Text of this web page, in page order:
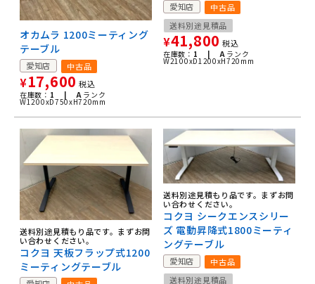
オカムラ 1200ミーティング
テーブル
愛知店 中古品
¥17,600 税込
在庫数： 1 | Aランク
W1200xD750xH720mm
愛知店
中古品
送料別途見積品
¥41,800 税込
在庫数： 1 | Aランク
W2100xD1200xH720mm
送料別途見積もり品です。まずお問
い合わせください。
コクヨ 天板フラップ式1200
ミーティングテーブル
送料別途見積もり品です。まずお問
い合わせください。
コクヨ シークエンスシリー
ズ 電動昇降式1800ミーティ
ングテーブル
愛知店
中古品
送料別途見積品